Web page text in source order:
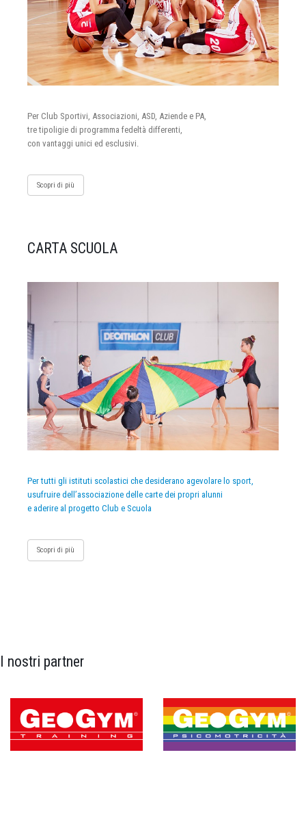
Per Club Sportivi, Associazioni, ASD, Aziende e PA,
tre tipoligie di programma fedeltà differenti,
con vantaggi unici ed esclusivi.
Scopri di più
CARTA SCUOLA
Per tutti gli istituti scolastici che desiderano agevolare lo sport,
usufruire dell’associazione delle carte dei propri alunni
e aderire al progetto Club e Scuola
Scopri di più
I nostri partner